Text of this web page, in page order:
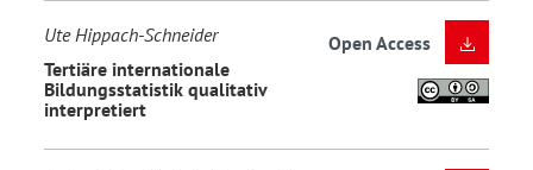
Ute Hippach-Schneider
Tertiäre internationale
Bildungsstatistik qualitativ
interpretiert
Open Access